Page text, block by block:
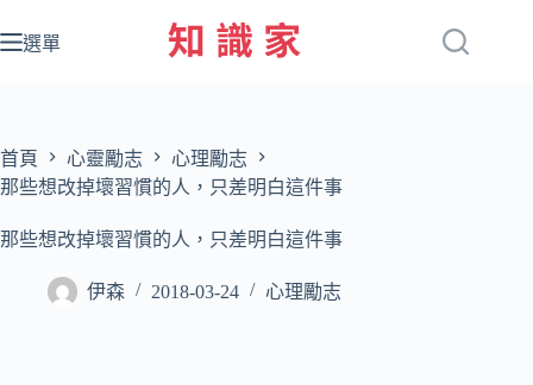
至
容
選單
首頁 心靈勵志
心理勵志
那些想改掉壞習慣的人，只差明白這件事
那些想改掉壞習慣的人，只差明白這件事
伊森 2018-03-24 心理勵志